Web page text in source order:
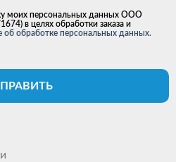
моих персональных данных ООО
в целях обработки заказа и
об обработке персональных данных.